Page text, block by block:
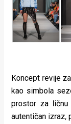
Koncept revije
kao simbola
prostor za ličnu
autentičan izraz,